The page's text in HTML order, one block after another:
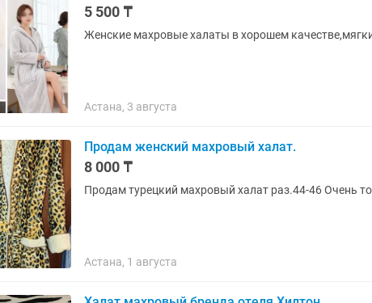
5 500 ₸
Женские махровые халаты в хорошем
Астана, 3 августа
Продам женский махровый халат.
8 000 ₸
Продам турецкий махровый халат раз.44-46 Очень
Астана, 1 августа